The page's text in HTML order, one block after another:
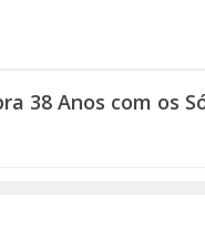
38 Anos com os